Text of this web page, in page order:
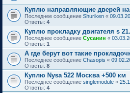
Куплю направляющие дверей
Последнее сообщение Shuriken «
Ответы: 4
Куплю прокладку двигателя s
Последнее сообщение Сусанин «
Ответы: 1
А где берут вот такие
Последнее сообщение Chasopis «
Ответы: 8
Куплю Nysa 522 Москва +500 км
Последнее сообщение singlemodule «
Ответы: 4